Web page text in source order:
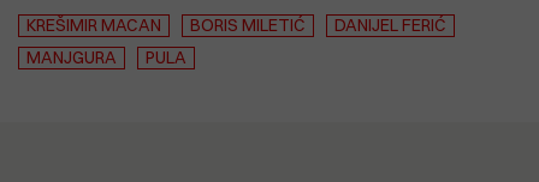
KREŠIMIR MACAN BORIS MILETIĆ
DANIJEL FERIĆ
MANJGURA
PULA